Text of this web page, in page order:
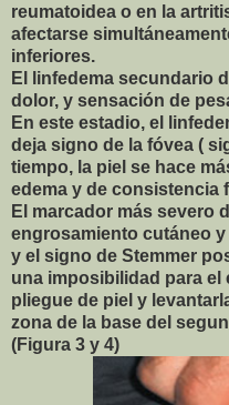
reumatoidea o en la
afectarse
inferiores.
El linfedema secundario
dolor, y sensación de
En este estadio, el
deja signo de la fóvea (
tiempo, la piel se hace
edema y de consistencia
El marcador más severo
engrosamiento cutáneo
y el signo de Stemmer
una imposibilidad para el
pliegue de piel y
zona de la base del
(Figura 3 y 4)